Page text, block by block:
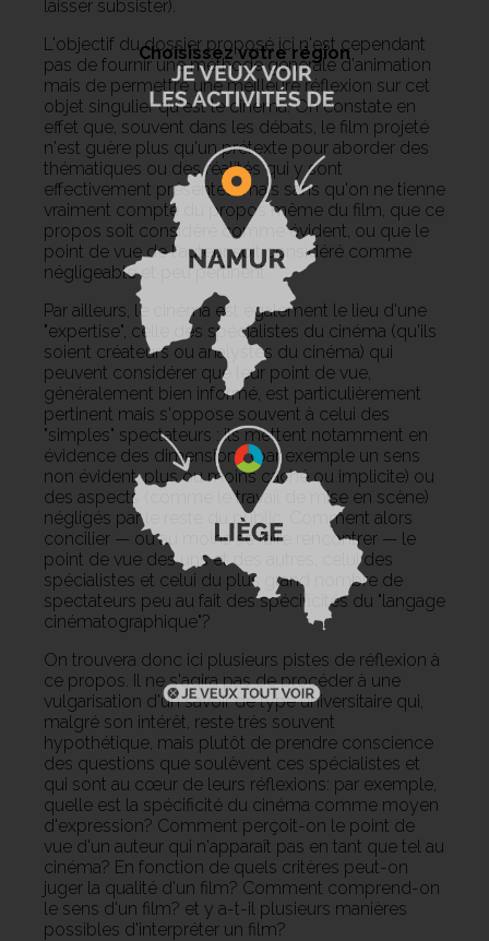
laisser subsister).
L'objectif du dossier proposé ici n'est cependant
pas de fournir une méthode générale d'animation
mais de permettre une meilleure réflexion sur cet
objet singulier qu'est le cinéma. On constate en
effet que, souvent dans les débats, le film projeté
n'est guère plus qu'un prétexte pour aborder des
thématiques ou des réalités qui y sont
effectivement présentes, mais sans qu'on ne tienne
vraiment compte du propos même du film, que ce
propos soit considéré comme évident, ou que le
point de vue de l'auteur soit considéré comme
négligeable et peu pertinent.
Par ailleurs, le cinéma est également le lieu d'une
"expertise", celle des spécialistes du cinéma (qu'ils
soient créateurs ou analystes du cinéma) qui
peuvent considérer que leur point de vue,
généralement bien informé, est particulièrement
pertinent mais s'oppose souvent à celui des
"simples" spectateurs : ils mettent notamment en
évidence des dimensions (par exemple un sens
non évident, plus ou moins caché ou implicite) ou
des aspects (comme le travail de mise en scène)
négligés par le reste du public. Comment alors
concilier — ou au moins se faire rencontrer — le
point de vue des uns et des autres, celui des
spécialistes et celui du plus grand nombre de
spectateurs peu au fait des spécificités du "langage
cinématographique"?
On trouvera donc ici plusieurs pistes de réflexion à
ce propos. Il ne s'agira pas de procéder à une
vulgarisation d'un savoir de type universitaire qui,
malgré son intérêt, reste très souvent
hypothétique, mais plutôt de prendre conscience
des questions que soulèvent ces spécialistes et
qui sont au cœur de leurs réflexions: par exemple,
quelle est la spécificité du cinéma comme moyen
d'expression? Comment perçoit-on le point de
vue d'un auteur qui n'apparaît pas en tant que tel au
cinéma? En fonction de quels critères peut-on
juger la qualité d'un film? Comment comprend-on
le sens d'un film? et y a-t-il plusieurs manières
possibles d'interpréter un film?
Choisissez votre région